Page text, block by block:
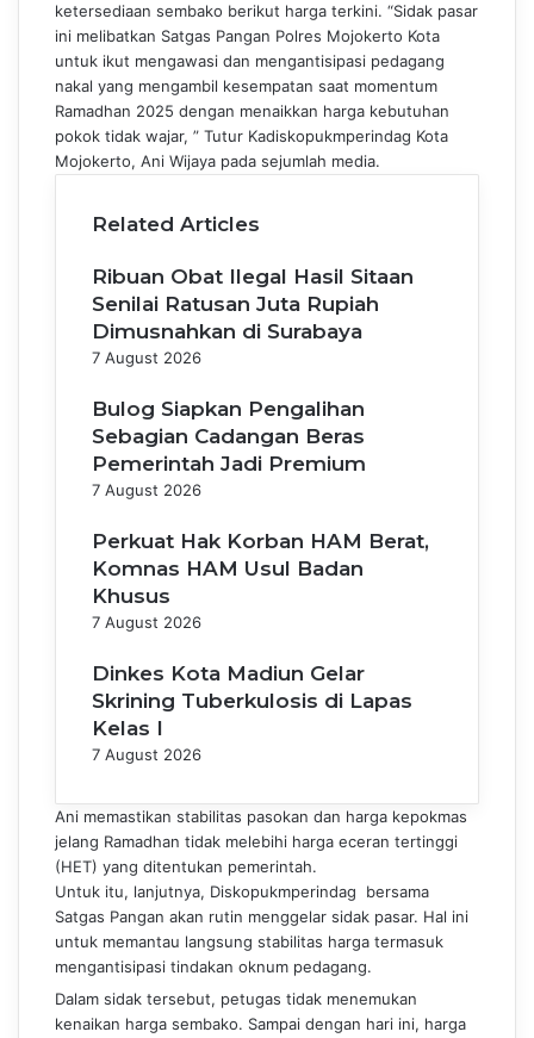
ketersediaan sembako berikut harga terkini. “Sidak pasar
ini melibatkan Satgas Pangan Polres Mojokerto Kota
untuk ikut mengawasi dan mengantisipasi pedagang
nakal yang mengambil kesempatan saat momentum
Ramadhan 2025 dengan menaikkan harga kebutuhan
pokok tidak wajar, ” Tutur Kadiskopukmperindag Kota
Mojokerto, Ani Wijaya pada sejumlah media.
Related Articles
Ribuan Obat Ilegal Hasil Sitaan
Senilai Ratusan Juta Rupiah
Dimusnahkan di Surabaya
7 August 2026
Bulog Siapkan Pengalihan
Sebagian Cadangan Beras
Pemerintah Jadi Premium
7 August 2026
Perkuat Hak Korban HAM Berat,
Komnas HAM Usul Badan
Khusus
7 August 2026
Dinkes Kota Madiun Gelar
Skrining Tuberkulosis di Lapas
Kelas I
7 August 2026
Ani memastikan stabilitas pasokan dan harga kepokmas
jelang Ramadhan tidak melebihi harga eceran tertinggi
(HET) yang ditentukan pemerintah.
Untuk itu, lanjutnya, Diskopukmperindag bersama
Satgas Pangan akan rutin menggelar sidak pasar. Hal ini
untuk memantau langsung stabilitas harga termasuk
mengantisipasi tindakan oknum pedagang.
Dalam sidak tersebut, petugas tidak menemukan
kenaikan harga sembako. Sampai dengan hari ini, harga